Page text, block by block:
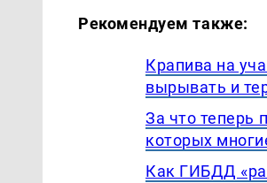
Рекомендуем также:
Крапива на
вырывать и
За что теперь
которых
Как ГИБДД